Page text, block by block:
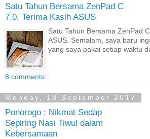
Satu Tahun Bersama ZenPad C
7.0, Terima Kasih ASUS
Satu Tahun Bersama ZenPad
ASUS. Semalam, saya baru
yang saya pakai setiap waktu
8 comments:
Monday, 18 September 2017
Ponorogo : Nikmat Sedap
Sepiring Nasi Tiwul dalam
Kebersamaan